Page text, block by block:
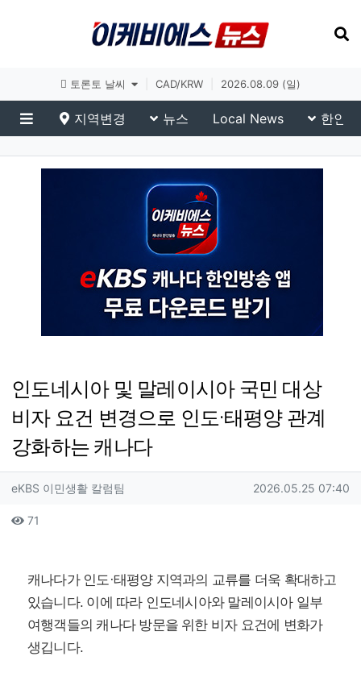
토론토 날씨 CAD/KRW 2026.08.09 (일)
메뉴
지역변경 뉴스 Local News 한인
이민생활
인도네시아 및 말레이시아 국민 대상
비자 요건 변경으로 인도·태평양 관계
강화하는 캐나다
작성자 정보
eKBS 이민생활 칼럼팀 작성일
2026.05.25 07:40
컨텐츠 정보
71
캐나다가 인도·태평양 지역과의 교류를 더욱 확대하고
있습니다. 이에 따라 인도네시아와 말레이시아 일부
여행객들의 캐나다 방문을 위한 비자 요건에 변화가
생깁니다.